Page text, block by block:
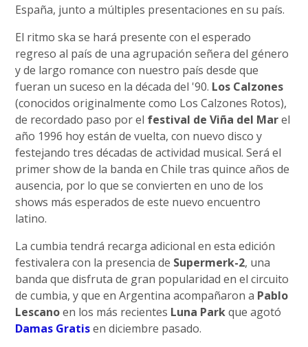
España, junto a múltiples presentaciones en su país.
El ritmo ska se hará presente con el esperado
regreso al país de una agrupación señera del género
y de largo romance con nuestro país desde que
fueran un suceso en la década del '90. Los Calzones
(conocidos originalmente como Los Calzones Rotos),
de recordado paso por el festival de Viña del Marel
año 1996 hoy están de vuelta, con nuevo disco y
festejando tres décadas de actividad musical. Será el
primer show de la banda en Chile tras quince años de
ausencia, por lo que se convierten en uno de los
shows más esperados de este nuevo encuentro
latino.
La cumbia tendrá recarga adicional en esta edición
festivalera con la presencia de Supermerk-2, una
banda que disfruta de gran popularidad en el circuito
de cumbia, y que en Argentina acompañaron a Pablo
Lescanoen los más recientes Luna Parkque agotó
Damas Gratisen diciembre pasado.